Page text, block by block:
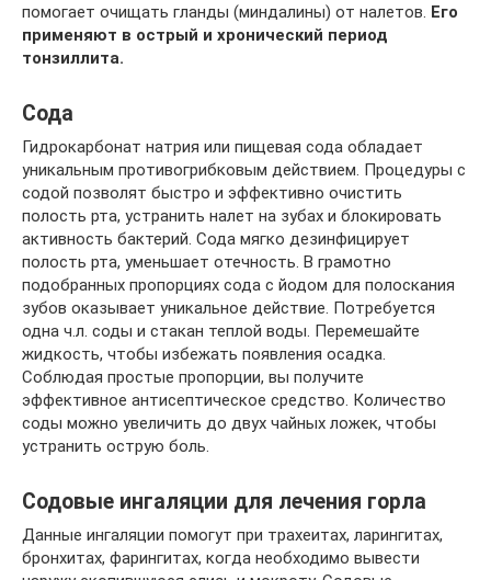
помогает очищать гланды (миндалины) от налетов. Его
применяют в острый и хронический период
тонзиллита.
Сода
Гидрокарбонат натрия или пищевая сода обладает
уникальным противогрибковым действием. Процедуры с
содой позволят быстро и эффективно очистить
полость рта, устранить налет на зубах и блокировать
активность бактерий. Сода мягко дезинфицирует
полость рта, уменьшает отечность. В грамотно
подобранных пропорциях сода с йодом для полоскания
зубов оказывает уникальное действие. Потребуется
одна ч.л. соды и стакан теплой воды. Перемешайте
жидкость, чтобы избежать появления осадка.
Соблюдая простые пропорции, вы получите
эффективное антисептическое средство. Количество
соды можно увеличить до двух чайных ложек, чтобы
устранить острую боль.
Содовые ингаляции для лечения горла
Данные ингаляции помогут при трахеитах, ларингитах,
бронхитах, фарингитах, когда необходимо вывести